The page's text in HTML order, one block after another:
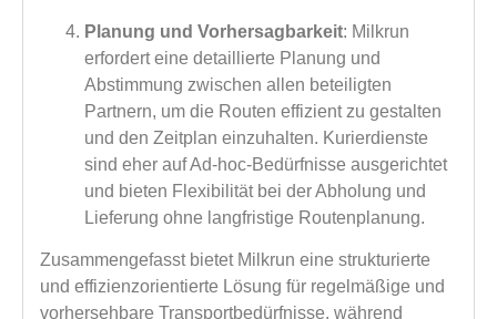
Planung und Vorhersagbarkeit: Milkrun
erfordert eine detaillierte Planung und
Abstimmung zwischen allen beteiligten
Partnern, um die Routen effizient zu gestalten
und den Zeitplan einzuhalten. Kurierdienste
sind eher auf Ad-hoc-Bedürfnisse ausgerichtet
und bieten Flexibilität bei der Abholung und
Lieferung ohne langfristige Routenplanung.
Zusammengefasst bietet Milkrun eine strukturierte
und effizienzorientierte Lösung für regelmäßige und
vorhersehbare Transportbedürfnisse, während